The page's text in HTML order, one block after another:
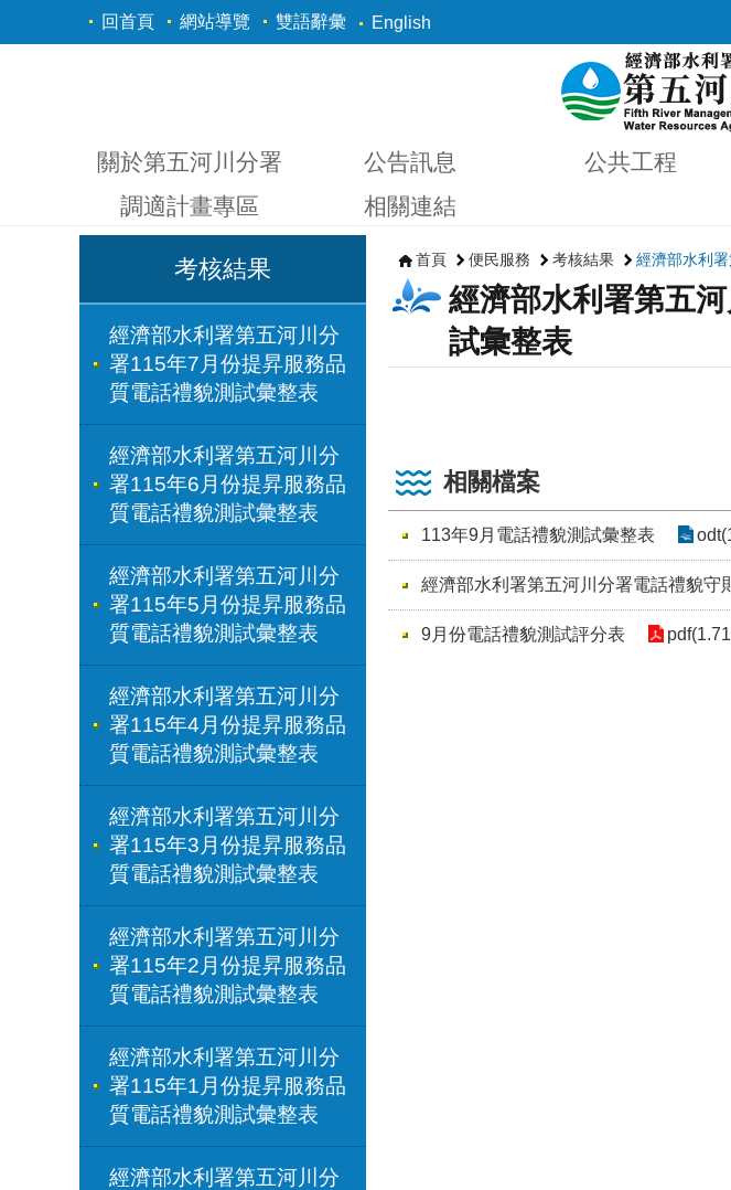
跳到主要內容區塊
回首頁 網站導覽 雙語辭彙 English
關於第五河川分署 公告訊息 公共工程
調適計畫專區
相關連結
考核結果
經濟部水利署第五河川分
署115年7月份提昇服務品
質電話禮貌測試彙整表
經濟部水利署第五河川分
署115年6月份提昇服務品
質電話禮貌測試彙整表
經濟部水利署第五河川分
署115年5月份提昇服務品
質電話禮貌測試彙整表
經濟部水利署第五河川分
署115年4月份提昇服務品
質電話禮貌測試彙整表
經濟部水利署第五河川分
署115年3月份提昇服務品
質電話禮貌測試彙整表
經濟部水利署第五河川分
署115年2月份提昇服務品
質電話禮貌測試彙整表
經濟部水利署第五河川分
署115年1月份提昇服務品
質電話禮貌測試彙整表
經濟部水利署第五河川分
首頁 便民服務 考核結果 經濟部水利
經濟部水利署第五
試彙整表
相關檔案
113年9月電話禮貌測試彙整表
經濟部水利署第五河川分署電話禮貌守
9月份電話禮貌測試評分表